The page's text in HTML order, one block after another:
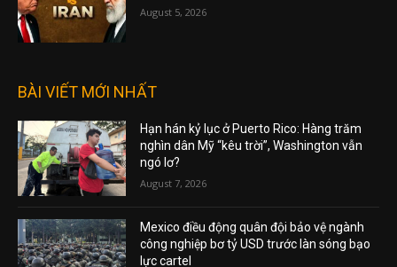
August 5, 2026
BÀI VIẾT MỚI NHẤT
Hạn hán kỷ lục ở Puerto Rico: Hàng trăm
nghìn dân Mỹ “kêu trời”, Washington vẫn
ngó lơ?
August 7, 2026
Mexico điều động quân đội bảo vệ ngành
công nghiệp bơ tỷ USD trước làn sóng bạo
lực cartel